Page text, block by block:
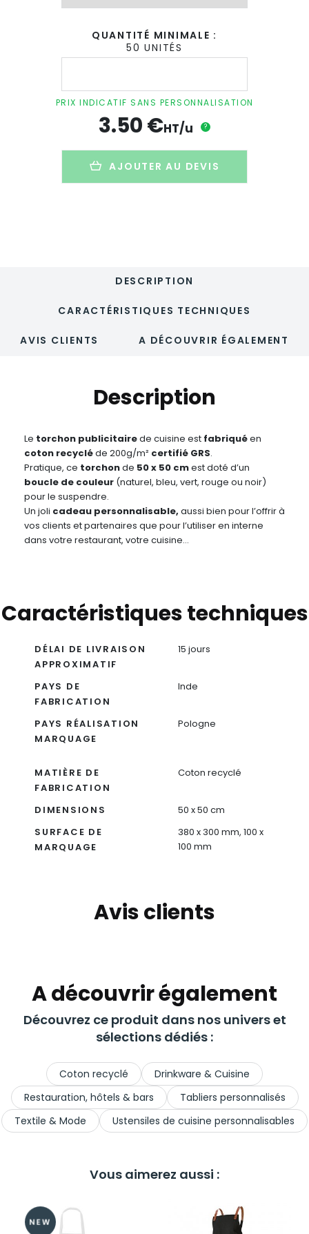
QUANTITÉ MINIMALE :
50 UNITÉS
quantité
de
cuisine
publicitaire
200g
PRIX INDICATIF SANS PERSONNALISATION
3.50€HT/u ?
AJOUTER AU DEVIS
DESCRIPTION
CARACTÉRISTIQUES TECHNIQUES
AVIS CLIENTS A DÉCOUVRIR ÉGALEMENT
Description
Le torchon publicitairede cuisine est fabriquéen
coton recycléde 200g/m² certifié GRS.
Pratique, ce torchonde 50 x 50 cmest doté d’un
boucle de couleur (naturel, bleu, vert, rouge ou noir)
pour le suspendre.
Un joli cadeau personnalisable, aussi bien pour l’offrir à
vos clients et partenaires que pour l’utiliser en interne
dans votre restaurant, votre cuisine…
Caractéristiques techniques
DÉLAI DE LIVRAISON
APPROXIMATIF
15 jours
PAYS DE
FABRICATION
Inde
PAYS RÉALISATION
MARQUAGE
Pologne
MATIÈRE DE
FABRICATION
Coton recyclé
DIMENSIONS
50 x 50 cm
SURFACE DE
MARQUAGE
380 x 300 mm, 100 x
100 mm
Avis clients
A découvrir également
Découvrez ce produit dans nos univers et
sélections dédiés :
Coton recyclé
Drinkware & Cuisine
Restauration, hôtels & bars
Tabliers personnalisés
Textile & Mode
Ustensiles de cuisine personnalisables
Vous aimerez aussi :